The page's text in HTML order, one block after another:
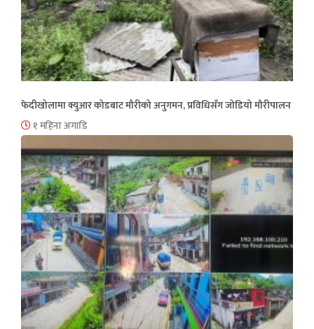
फेदीखोलामा क्युआर कोडबाट मौरीको अनुगमन, प्रविधिसँग जोडियो मौरीपालन
१ महिना अगाडि